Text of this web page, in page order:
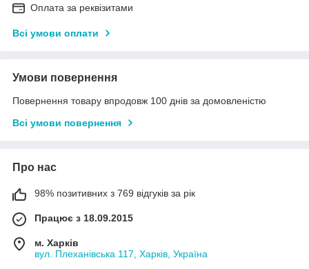
Оплата за реквізитами
Всі умови оплати
Умови повернення
Повернення товару впродовж 100 днів за домовленістю
Всі умови повернення
Про нас
98% позитивних з 769 відгуків за рік
Працює з 18.09.2015
м. Харків
вул. Плеханівська 117, Харків, Україна